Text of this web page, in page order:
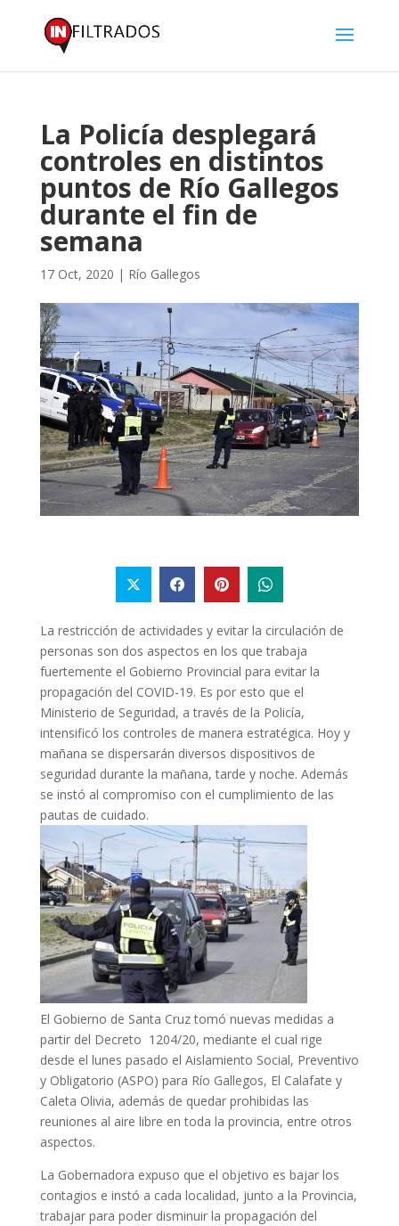
La Policía desplegará
controles en distintos
puntos de Río Gallegos
durante el fin de
semana
17 Oct, 2020 | Río Gallegos
La restricción de actividades y evitar la circulación de
personas son dos aspectos en los que trabaja
fuertemente el Gobierno Provincial para evitar la
propagación del COVID-19. Es por esto que el
Ministerio de Seguridad, a través de la Policía,
intensificó los controles de manera estratégica. Hoy y
mañana se dispersarán diversos dispositivos de
seguridad durante la mañana, tarde y noche. Además
se instó al compromiso con el cumplimiento de las
pautas de cuidado.
El Gobierno de Santa Cruz tomó nuevas medidas a
partir del Decreto 1204/20, mediante el cual rige
desde el lunes pasado el Aislamiento Social, Preventivo
y Obligatorio (ASPO) para Río Gallegos, El Calafate y
Caleta Olivia, además de quedar prohibidas las
reuniones al aire libre en toda la provincia, entre otros
aspectos.
La Gobernadora expuso que el objetivo es bajar los
contagios e instó a cada localidad, junto a la Provincia,
trabajar para poder disminuir la propagación del